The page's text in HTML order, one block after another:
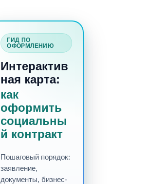
ГИД ПО
ОФОРМЛЕНИЮ
Интерактив
ная карта:
как
оформить
социальны
й контракт
Пошаговый порядок:
заявление,
документы, бизнес-